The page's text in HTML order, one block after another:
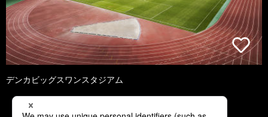
デンカビッグスワンスタジアム